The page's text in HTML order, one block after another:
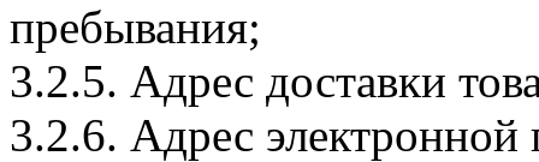
пребывания;
3.2.5. Адрес доставки
3.2.6. Адрес электронной